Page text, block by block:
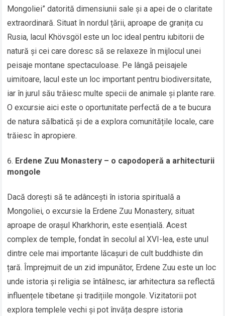
Mongoliei” datorită dimensiunii sale și a apei de o claritate
extraordinară. Situat în nordul țării, aproape de granița cu
Rusia, lacul Khövsgöl este un loc ideal pentru iubitorii de
natură și cei care doresc să se relaxeze în mijlocul unei
peisaje montane spectaculoase. Pe lângă peisajele
uimitoare, lacul este un loc important pentru biodiversitate,
iar în jurul său trăiesc multe specii de animale și plante rare.
O excursie aici este o oportunitate perfectă de a te bucura
de natura sălbatică și de a explora comunitățile locale, care
trăiesc în apropiere.
Erdene Zuu Monastery – o capodoperă a arhitecturii
mongole
Dacă dorești să te adâncești în istoria spirituală a
Mongoliei, o excursie la Erdene Zuu Monastery, situat
aproape de orașul Kharkhorin, este esențială. Acest
complex de temple, fondat în secolul al XVI-lea, este unul
dintre cele mai importante lăcașuri de cult buddhiste din
țară. Împrejmuit de un zid impunător, Erdene Zuu este un loc
unde istoria și religia se întâlnesc, iar arhitectura sa reflectă
influențele tibetane și tradițiile mongole. Vizitatorii pot
explora templele vechi și pot învăța despre istoria